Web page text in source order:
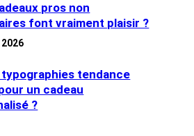
pros non
font vraiment plaisir ?
typographies tendance
un cadeau
?